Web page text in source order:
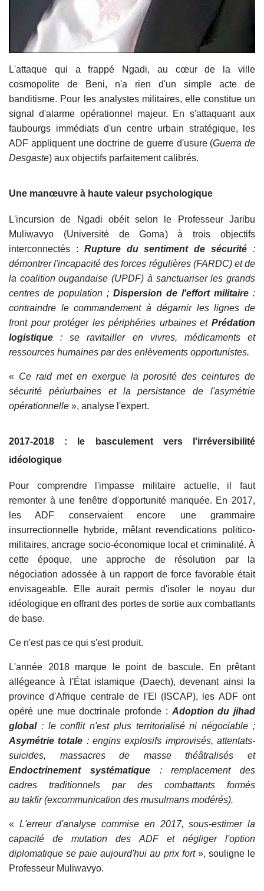
L'attaque qui a frappé Ngadi, au cœur de la ville
cosmopolite de Beni, n'a rien d'un simple acte de
banditisme. Pour les analystes militaires, elle constitue un
signal d'alarme opérationnel majeur. En s'attaquant aux
faubourgs immédiats d'un centre urbain stratégique, les
ADF appliquent une doctrine de guerre d'usure (Guerra de
Desgaste) aux objectifs parfaitement calibrés.
Une manœuvre à haute valeur psychologique
L'incursion de Ngadi obéit selon le Professeur Jaribu
Muliwavyo (Université de Goma) à trois objectifs
interconnectés :
Rupture du sentiment de sécurité :
démontrer l'incapacité des forces régulières (FARDC) et de
la coalition ougandaise (UPDF) à sanctuariser les grands
centres de population ; Dispersion de l'effort militaire :
contraindre le commandement à dégarnir les lignes de
front pour protéger les périphéries urbaines et Prédation
logistique : se ravitailler en vivres, médicaments et
ressources humaines par des enlèvements opportunistes.
« Ce raid met en exergue la porosité des ceintures de
sécurité périurbaines et la persistance de l'asymétrie
opérationnelle », analyse l'expert.
2017-2018 : le basculement vers l'irréversibilité
idéologique
Pour comprendre l'impasse militaire actuelle, il faut
remonter à une fenêtre d'opportunité manquée. En 2017,
les ADF conservaient encore une grammaire
insurrectionnelle hybride, mêlant revendications politico-
militaires, ancrage socio-économique local et criminalité. À
cette époque, une approche de résolution par la
négociation adossée à un rapport de force favorable était
envisageable. Elle aurait permis d'isoler le noyau dur
idéologique en offrant des portes de sortie aux combattants
de base.
Ce n'est pas ce qui s'est produit.
L'année 2018 marque le point de bascule. En prêtant
allégeance à l'État islamique (Daech), devenant ainsi la
province d'Afrique centrale de l'EI (ISCAP), les ADF ont
opéré une mue doctrinale profonde : Adoption du jihad
global: le conflit n'est plus territorialisé ni négociable ;
Asymétrie totale : engins explosifs improvisés, attentats-
suicides, massacres de masse théâtralisés et
Endoctrinement systématique: remplacement des
cadres traditionnels par des combattants formés
au takfir (excommunication des musulmans modérés).
« L'erreur d'analyse commise en 2017, sous-estimer la
capacité de mutation des ADF et négliger l'option
diplomatique se paie aujourd'hui au prix fort», souligne le
Professeur Muliwavyo.